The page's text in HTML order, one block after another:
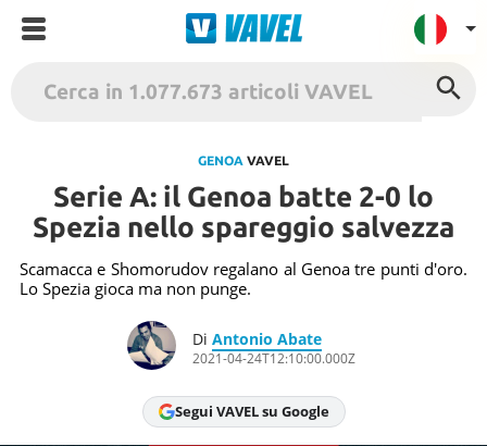
UK
Spagna
México
GENOA VAVEL
Serie A: il Genoa batte 2-0 lo
Spezia nello spareggio salvezza
Scamacca e Shomorudov regalano al Genoa tre punti d'oro.
Lo Spezia gioca ma non punge.
Di Antonio Abate
2021-04-24T12:10:00.000Z
Segui VAVEL su Google